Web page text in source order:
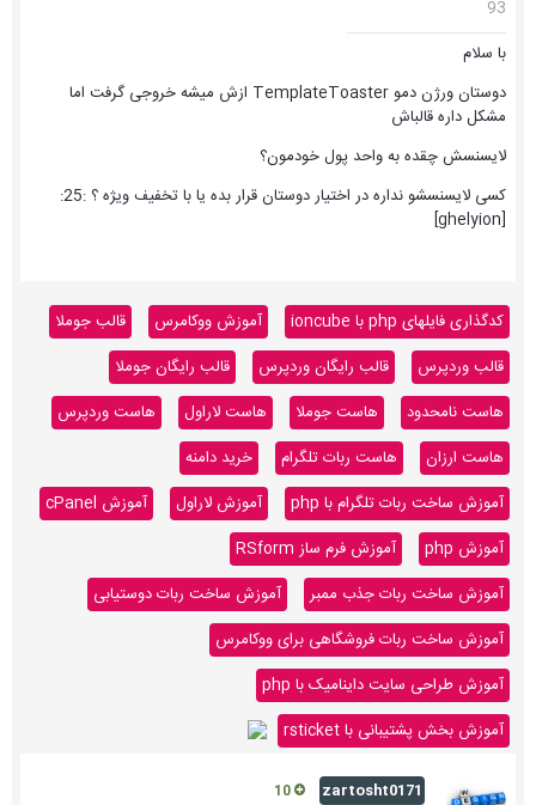
93
با سلام
دوستان ورژن دمو TemplateToaster ازش میشه خروجی گرفت اما
مشکل داره قالباش
لایسنسش چقده به واحد پول خودمون؟
کسی لایسنسشو نداره در اختیار دوستان قرار بده یا با تخفیف ویژه ؟ :25:
[ghelyion]
کدگذاری فایلهای php با ioncube آموزش ووکامرس
قالب جوملا
قالب وردپرس
قالب رایگان وردپرس
قالب رایگان جوملا
هاست نامحدود
هاست جوملا هاست لاراول
هاست وردپرس
هاست ارزان
هاست ربات تلگرام
خرید دامنه
آموزش ساخت ربات تلگرام با php
آموزش لاراول
آموزش cPanel
آموزش php
آموزش فرم ساز RSform
آموزش ساخت ربات جذب ممبر
آموزش ساخت ربات دوستیابی
آموزش ساخت ربات فروشگاهی برای ووکامرس
آموزش طراحی سایت داینامیک با php
آموزش بخش پشتیبانی با rsticket
zartosht0171